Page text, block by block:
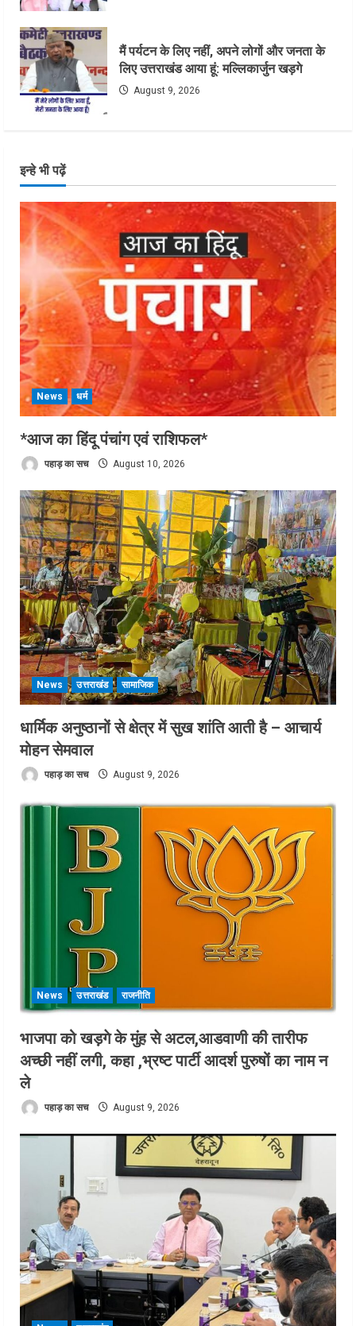
मैं पर्यटन के लिए नहीं, अपने लोगों और जनता के
लिए उत्तराखंड आया हूं: मल्लिकार्जुन खड़गे
August 9, 2026
इन्हे भी पढ़ें
News धर्म
*आज का हिंदू पंचांग एवं राशिफल*
पहाड़ का सच August 10, 2026
News उत्तराखंड सामाजिक
धार्मिक अनुष्ठानों से क्षेत्र में सुख शांति आती है – आचार्य
मोहन सेमवाल
पहाड़ का सच August 9, 2026
News उत्तराखंड राजनीति
भाजपा को खड़गे के मुंह से अटल,आडवाणी की तारीफ
अच्छी नहीं लगी, कहा ,भ्रष्ट पार्टी आदर्श पुरुषों का नाम न
ले
पहाड़ का सच August 9, 2026